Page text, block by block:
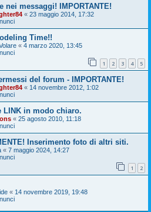
messaggi! IMPORTANTE!
« 23 maggio 2014, 17:32
Time!!
« 4 marzo 2020, 13:45
1 2 3 4 5
del forum - IMPORTANTE!
« 14 novembre 2012, 1:02
LINK in modo chiaro.
« 25 agosto 2010, 11:18
Inserimento foto di altri siti.
« 7 maggio 2024, 14:27
1 2
« 14 novembre 2019, 19:48